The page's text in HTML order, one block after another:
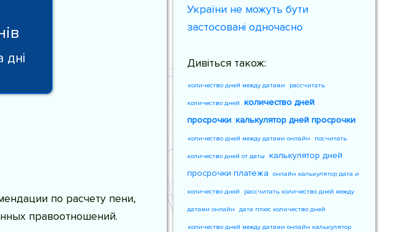
дні
по расчету пени,
правоотношений.
України не можуть бути
застосовані одночасно
Дивіться також:
количество дней между датами рассчитать
количество дней
количество дней
просрочки калькулятор дней просрочки
количество дней между датами онлайн посчитать
количество дней от даты
калькулятор дней
просрочки платежа
онлайн калькулятор дата и
количество дней рассчитать количество дней между
датами онлайн дата плюс количество дней
количество дней между датами онлайн калькулятор